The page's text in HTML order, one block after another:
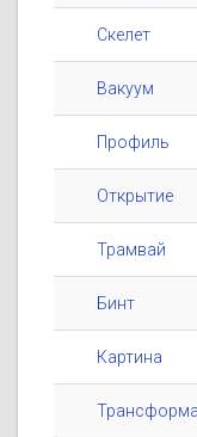
Скелет
Вакуум
Профиль
Открытие
Трамвай
Бинт
Картина